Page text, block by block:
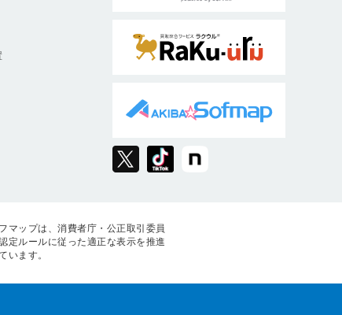
マップは、消費者庁・公正取引委員
定ルールに従った適正な表示を推進
います。